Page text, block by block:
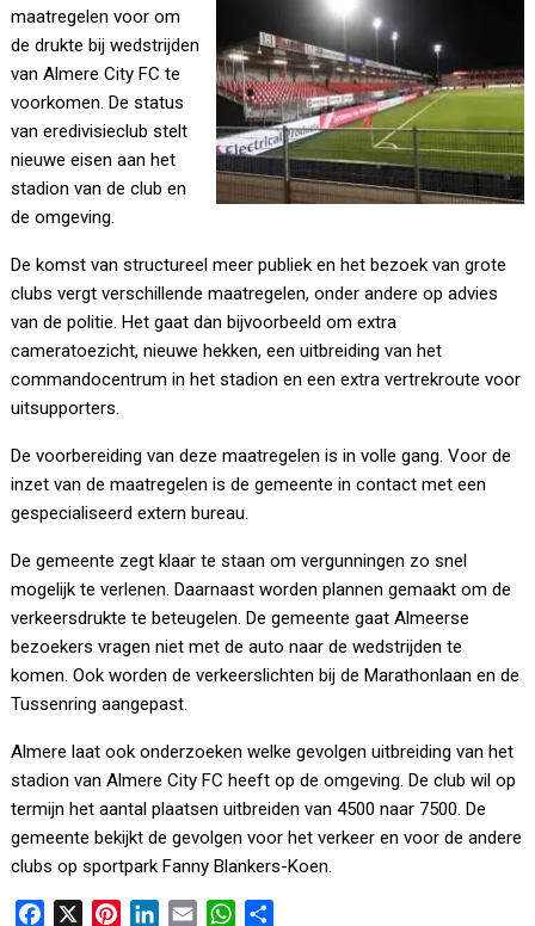
maatregelen voor om
de drukte bij wedstrijden
van Almere City FC te
voorkomen. De status
van eredivisieclub stelt
nieuwe eisen aan het
stadion van de club en
de omgeving.
De komst van structureel meer publiek en het bezoek van grote
clubs vergt verschillende maatregelen, onder andere op advies
van de politie. Het gaat dan bijvoorbeeld om extra
cameratoezicht, nieuwe hekken, een uitbreiding van het
commandocentrum in het stadion en een extra vertrekroute voor
uitsupporters.
De voorbereiding van deze maatregelen is in volle gang. Voor de
inzet van de maatregelen is de gemeente in contact met een
gespecialiseerd extern bureau.
De gemeente zegt klaar te staan om vergunningen zo snel
mogelijk te verlenen. Daarnaast worden plannen gemaakt om de
verkeersdrukte te beteugelen. De gemeente gaat Almeerse
bezoekers vragen niet met de auto naar de wedstrijden te
komen. Ook worden de verkeerslichten bij de Marathonlaan en de
Tussenring aangepast.
Almere laat ook onderzoeken welke gevolgen uitbreiding van het
stadion van Almere City FC heeft op de omgeving. De club wil op
termijn het aantal plaatsen uitbreiden van 4500 naar 7500. De
gemeente bekijkt de gevolgen voor het verkeer en voor de andere
clubs op sportpark Fanny Blankers-Koen.
W